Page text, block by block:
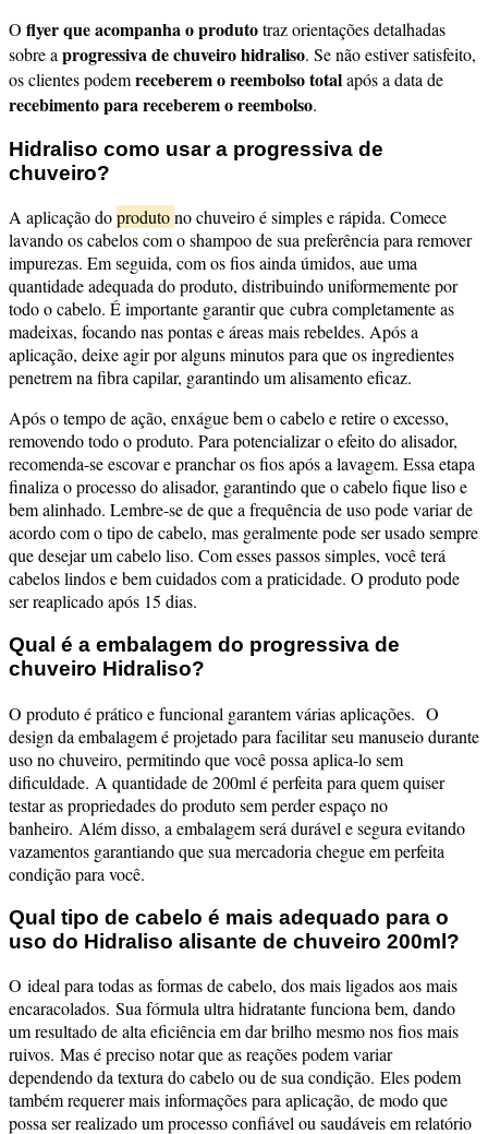
O flyer que acompanha o produtotraz orientações detalhadas
sobre a progressiva de chuveiro hidraliso. Se não estiver satisfeito,
os clientes podemreceberem o reembolso totalapós a data de
recebimento para receberem o reembolso.
Hidraliso como usar a progressiva de
chuveiro?
A aplicação doprodutono chuveiro é simples e rápida. Comece
lavando os cabelos com o shampoo de sua preferência para remover
impurezas. Em seguida, com os fios ainda úmidos, aue uma
quantidade adequada do produto, distribuindo uniformemente por
todo o cabelo. É importante garantir que cubra completamente as
madeixas, focando nas pontas e áreas mais rebeldes. Após a
aplicação, deixe agir por alguns minutos para que os ingredientes
penetrem na fibra capilar, garantindo um alisamento eficaz.
Após o tempo de ação, enxágue bem o cabelo e retire o excesso,
removendo todo o produto. Para potencializar o efeito do alisador,
recomenda-se escovar e pranchar os fios após a lavagem. Essa etapa
finaliza o processo do alisador, garantindo que o cabelo fique liso e
bem alinhado. Lembre-se de que a frequência de uso pode variar de
acordo com o tipo de cabelo, mas geralmente pode ser usado sempre
que desejar um cabelo liso. Com esses passos simples, você terá
cabelos lindos e bem cuidados com a praticidade. O produto pode
ser reaplicado após 15 dias.
Qual é a embalagem do progressiva de
chuveiro Hidraliso?
O produto é prático e funcional garantem várias aplicações. O
design da embalagem é projetado para facilitar seu manuseio durante
uso no chuveiro, permitindo que você possa aplica-lo sem
dificuldade. A quantidade de 200ml é perfeita para quem quiser
testar as propriedades do produto sem perder espaço no
banheiro. Além disso, a embalagem será durável e segura evitando
vazamentos garantiando que sua mercadoria chegue em perfeita
condição para você.
Qual tipo de cabelo é mais adequado para o
uso do Hidraliso alisante de chuveiro 200ml?
O ideal para todas as formas de cabelo, dos mais ligados aos mais
encaracolados. Sua fórmula ultra hidratante funciona bem, dando
um resultado de alta eficiência em dar brilho mesmo nos fios mais
ruivos. Mas é preciso notar que as reações podem variar
dependendo da textura do cabelo ou de sua condição. Eles podem
também requerer mais informações para aplicação, de modo que
possa ser realizado um processo confiável ou saudáveis em relatório